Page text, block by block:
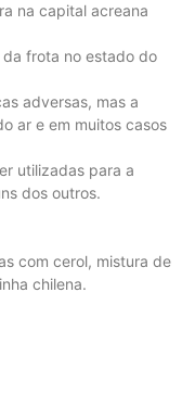
na capital acreana
frota no estado do
adversas, mas a
ar e em muitos casos
utilizadas para a
dos outros.
com cerol, mistura de
chilena.